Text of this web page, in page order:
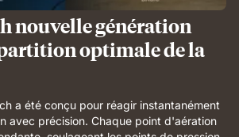
nouvelle génération
optimale de la
a été conçu pour réagir instantanément
avec précision. Chaque point d'aération